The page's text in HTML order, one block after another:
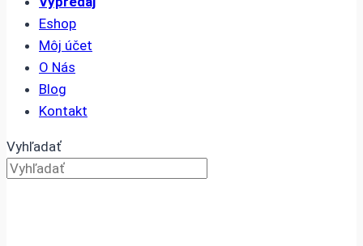
Eshop
Môj účet
O Nás
Blog
Kontakt
Vyhľadať